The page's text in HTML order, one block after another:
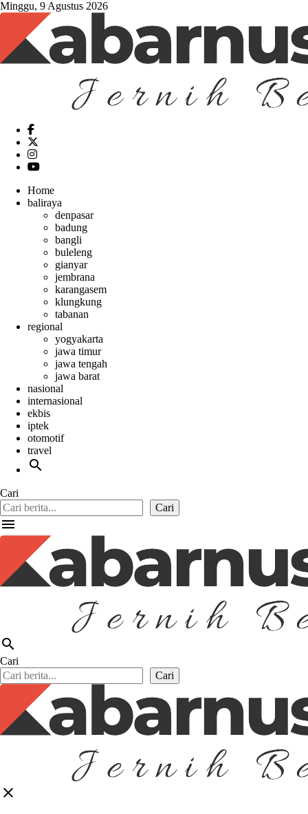
Minggu, 9 Agustus 2026
Home
baliraya
denpasar
badung
bangli
buleleng
gianyar
jembrana
karangasem
klungkung
tabanan
regional
yogyakarta
jawa timur
jawa tengah
jawa barat
nasional
internasional
ekbis
iptek
otomotif
travel
search
Cari
Cari
menu
search
Cari
Cari
close